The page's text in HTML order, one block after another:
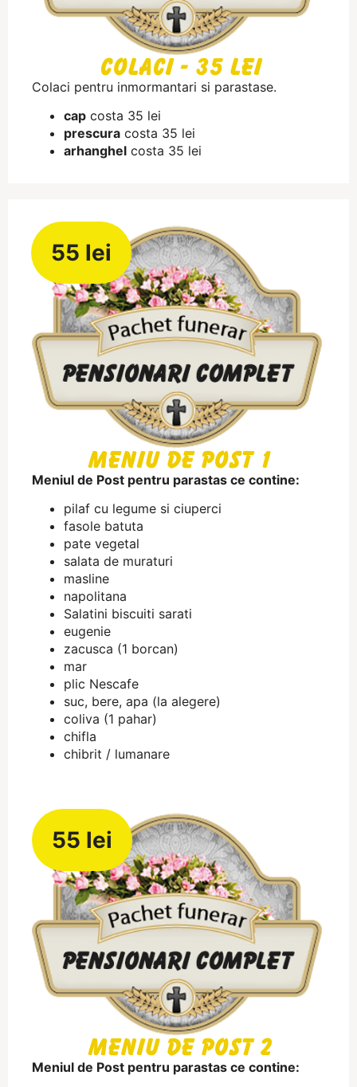
Colaci - 35 lei
Colaci pentru inmormantari si parastase.
cap costa 35 lei
prescura costa 35 lei
arhanghel costa 35 lei
55 lei
Meniu de Post 1
Meniul de Post pentru parastas ce contine:
pilaf cu legume si ciuperci
fasole batuta
pate vegetal
salata de muraturi
masline
napolitana
Salatini biscuiti sarati
eugenie
zacusca (1 borcan)
mar
plic Nescafe
suc, bere, apa (la alegere)
coliva (1 pahar)
chifla
chibrit / lumanare
55 lei
Meniu de Post 2
Meniul de Post pentru parastas ce contine: